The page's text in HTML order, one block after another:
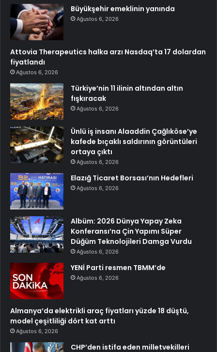
Büyükşehir emeklinin yanında
Ağustos 6, 2026
Attovia Therapeutics halka arzı Nasdaq’ta 17 dolardan
fiyatlandı
Ağustos 6, 2026
Türkiye’nin 11 ilinin altından altın
fışkıracak
Ağustos 6, 2026
Ünlü iş insanı Alaaddin Çağlıköse’ye
kafede bıçaklı saldırının görüntüleri
ortaya çıktı
Ağustos 6, 2026
Elazığ Ticaret Borsası’nın Hedefleri
Ağustos 6, 2026
Albüm: 2026 Dünya Yapay Zeka
Konferansı’na Çin Yapımı Süper
Düğüm Teknolojileri Damga Vurdu
Ağustos 6, 2026
YENİ Parti resmen TBMM’de
Ağustos 6, 2026
Almanya’da elektrikli araç fiyatları yüzde 18 düştü,
model çeşitliliği dört kat arttı
Ağustos 6, 2026
CHP’den istifa eden milletvekilleri